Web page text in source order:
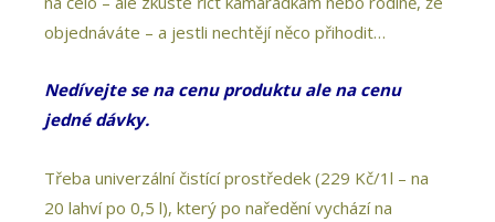
objednáváte – a jestli nechtějí něco přihodit…
Nedívejte se na cenu produktu ale na cenu
jedné dávky.
Třeba univerzální čistící prostředek (229 Kč/1l – na
20 lahví po 0,5 l), který po naředění vychází na